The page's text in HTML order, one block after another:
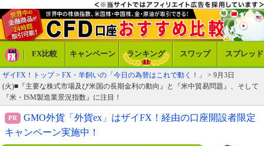
FX比較 キャンペーン ランキング スワップ スプレッド
ザイFX！トップ> FX・羊飼いの「今日の為替はこれで動く！」
> 9月3日
(火)■『主要な株式市場及び米国の長期金利の動向』と『米中貿易問題』、そして
『米・ISM製造業景況指数』に注目！
GMO外貨「外貨ex」はザイFX！経由の口座開設者限定
キャンペーン実施中！